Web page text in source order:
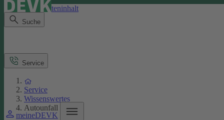
Direkt zum Seiteninhalt
Suche
meineDEVK
Service
Service
Wissenswertes
Autounfall